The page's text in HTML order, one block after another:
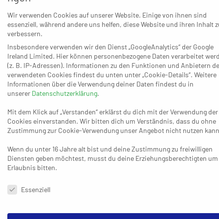
Zufrieden war dagegen Dietmar Schwolow, Coach des TV
Rheinbach, nach dem 30:22 über BTB Aachen II. Die
Hausherren lagen nur beim 0:1 (2.) einmal hinten und hatten die
Angelegenheit schon bis zum 17:7 (29.) in die für sie richtigen
Bahnen gelenkt. „Gelungener Saisonauftakt mit starker erster
Halbzeit. Mit guter Abwehr und hohem Tempo war das Spiel zur
Pause entschieden“, meinte Schwolow. Aachens Trainer
Andreas Heckhausen versuchte trotz der klaren Niederlage,
etwas Positives mitzunehmen: „Wir haben Lehrgeld bezahlt,
besonders in der ersten Halbzeit, als wir für jeden Fehler
bestraft worden sind. In der zweiten Halbzeit hat man gemerkt,
dass sich die Mannschaft langsam an die Liga herangetastet
hat, und wir konnten die zweite Halbzeit positiv für uns
gestalten. Das hat uns gezeigt, was man tun muss, um in der
Liga mitzuhalten. Wir versuchen jetzt, aus den Fehlern
schnellstmöglich zu lernen.“ Das gleiche Ziel hat auch der HC
Wir verwenden Cookies auf unserer Website. Einige von ihnen sind
essenziell, während andere uns helfen, diese Website und ihren Inhalt
verbessern.
Insbesondere verwenden wir den Dienst „GoogleAnalytics“ der Google
Ireland Limited. Hier können personenbezogene Daten verarbeitet
(z. B. IP-Adressen). Informationen zu den Funktionen und Anbietern
verwendeten Cookies findest du unten unter „Cookie-Details“. Weitere
Informationen über die Verwendung deiner Daten findest du in
unserer Datenschutzerklärung.
Mit dem Klick auf „Verstanden“ erklärst du dich mit der Verwendung der
Cookies einverstanden. Wir bitten dich um Verständnis, dass du ohne
Zustimmung zur Cookie-Verwendung unser Angebot nicht nutzen
Wenn du unter 16 Jahre alt bist und deine Zustimmung zu freiwilligen
Diensten geben möchtest, musst du deine Erziehungsberechtigten um
Erlaubnis bitten.
Datenschutzeinstellungen & Nutzungsbedingungen
Essenziell